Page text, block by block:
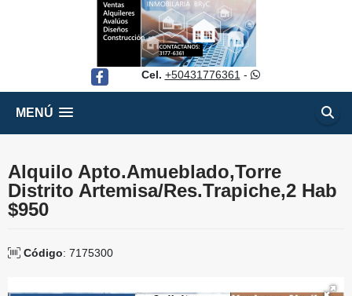
Facebook Cel. +50431776361 -
MENÚ
Alquilo Apto.Amueblado,Torre
Distrito Artemisa/Res.Trapiche,2 Hab
$950
Código: 7175300